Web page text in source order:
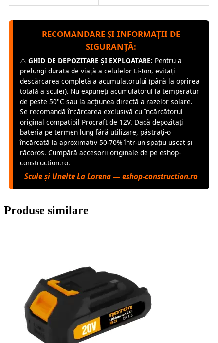
RECOMANDARE ȘI INFORMAȚII DE
SIGURANȚĂ:
⚠️ GHID DE DEPOZITARE ȘI EXPLOATARE: Pentru a
prelungi durata de viață a celulelor Li-Ion, evitați
descărcarea completă a acumulatorului (până la oprirea
totală a sculei). Nu expuneți acumulatorul la temperaturi
de peste 50°C sau la acțiunea directă a razelor solare.
Se recomandă încărcarea exclusivă cu încărcătorul
original compatibil Procraft de 12V. Dacă depozitați
bateria pe termen lung fără utilizare, păstrați-o
încărcată la aproximativ 50-70% într-un spațiu uscat și
răcoros. Cumpără accesorii originale de pe eshop-
construction.ro.
Scule și Unelte La Lorena — eshop-construction.ro
Produse similare